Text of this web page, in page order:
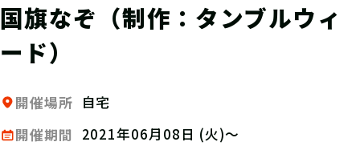
国旗なぞ（制作：タンブルウィ
ード）
開催場所 自宅
開催期間
2021年06月08日 (火)～